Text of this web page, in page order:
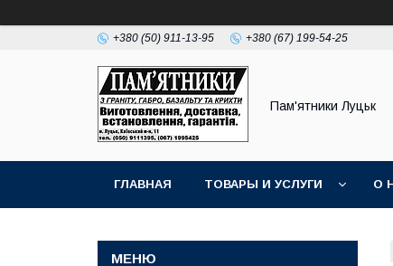
+380 (50) 911-13-95 +380 (67) 199-54-25
Пам'ятники Луцьк
ГЛАВНАЯ ТОВАРЫ И УСЛУГИ О